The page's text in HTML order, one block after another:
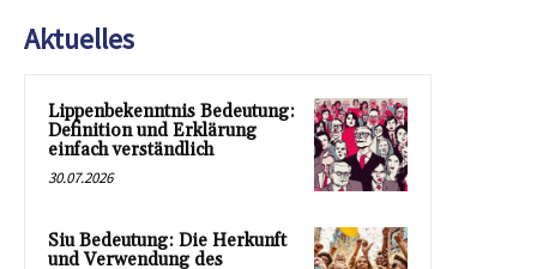
Aktuelles
Lippenbekenntnis Bedeutung:
Definition und Erklärung
einfach verständlich
30.07.2026
Siu Bedeutung: Die Herkunft
und Verwendung des